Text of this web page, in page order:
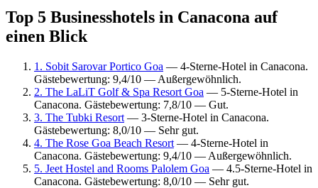
Top 5 Businesshotels in Canacona auf
einen Blick
1. Sobit Sarovar Portico Goa — 4-Sterne-Hotel in Canacona.
Gästebewertung: 9,4/10 — Außergewöhnlich.
2. The LaLiT Golf & Spa Resort Goa — 5-Sterne-Hotel in
Canacona. Gästebewertung: 7,8/10 — Gut.
3. The Tubki Resort — 3-Sterne-Hotel in Canacona.
Gästebewertung: 8,0/10 — Sehr gut.
4. The Rose Goa Beach Resort — 4-Sterne-Hotel in
Canacona. Gästebewertung: 9,4/10 — Außergewöhnlich.
5. Jeet Hostel and Rooms Palolem Goa — 4.5-Sterne-Hotel in
Canacona. Gästebewertung: 8,0/10 — Sehr gut.